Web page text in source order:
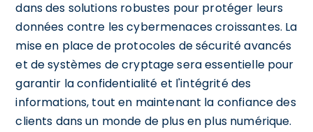
dans des solutions robustes pour protéger leurs
données contre les cybermenaces croissantes. La
mise en place de protocoles de sécurité avancés
et de systèmes de cryptage sera essentielle pour
garantir la confidentialité et l'intégrité des
informations, tout en maintenant la confiance des
clients dans un monde de plus en plus numérique.